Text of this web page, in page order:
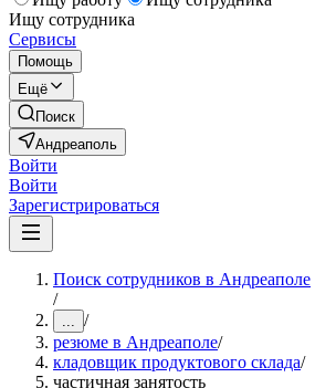
Ищу сотрудника
Сервисы
Помощь
Ещё
Поиск
Андреаполь
Войти
Войти
Зарегистрироваться
Поиск сотрудников в Андреаполе
/
... /
резюме в Андреаполе/
кладовщик продуктового склада/
частичная занятость